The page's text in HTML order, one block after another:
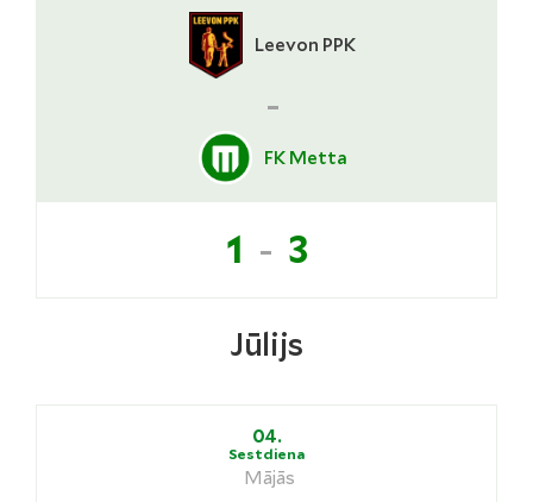
Leevon PPK
-
FK Metta
1 - 3
Jūlijs
04.
Sestdiena
Mājās